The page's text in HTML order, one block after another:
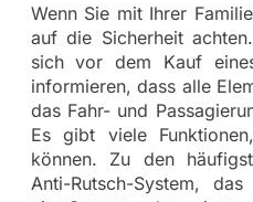
Wenn Sie mit Ihrer
auf die Sicherheit
sich vor dem Kauf
informieren, dass alle
das Fahr- und
Es gibt viele
können. Zu den
Anti-Rutsch-System,